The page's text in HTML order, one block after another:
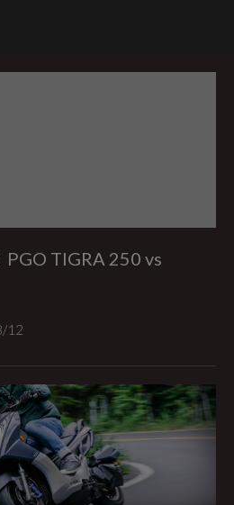
TIGRA 250 vs
12